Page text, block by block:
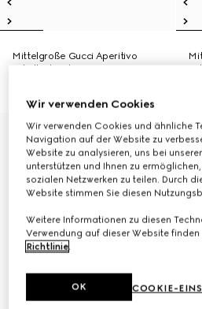
Mittelgroße Gucci Aperitivo
Schultertasche
Mit Initialen personalisieren Mit
Wir verwenden Cookies
Wir verwenden Cookies und ähnliche
Navigation auf der Website zu
Website zu analysieren, uns bei
unterstützen und Ihnen zu
sozialen Netzwerken zu teilen. Durch
Website stimmen Sie diesen
Weitere Informationen zu diesen
Verwendung auf dieser Website finden
Richtlinie.
COOKIE-
OK